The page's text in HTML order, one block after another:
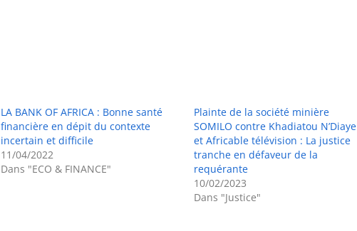
LA BANK OF AFRICA : Bonne santé
financière en dépit du contexte
incertain et difficile
11/04/2022
Dans "ECO & FINANCE"
Plainte de la société minière
SOMILO contre Khadiatou N’Diaye
et Africable télévision : La justice
tranche en défaveur de la
requérante
10/02/2023
Dans "Justice"